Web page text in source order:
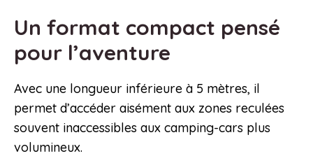
Un format compact pensé
pour l’aventure
Avec une longueur inférieure à 5 mètres, il
permet d’accéder aisément aux zones reculées
souvent inaccessibles aux camping-cars plus
volumineux.